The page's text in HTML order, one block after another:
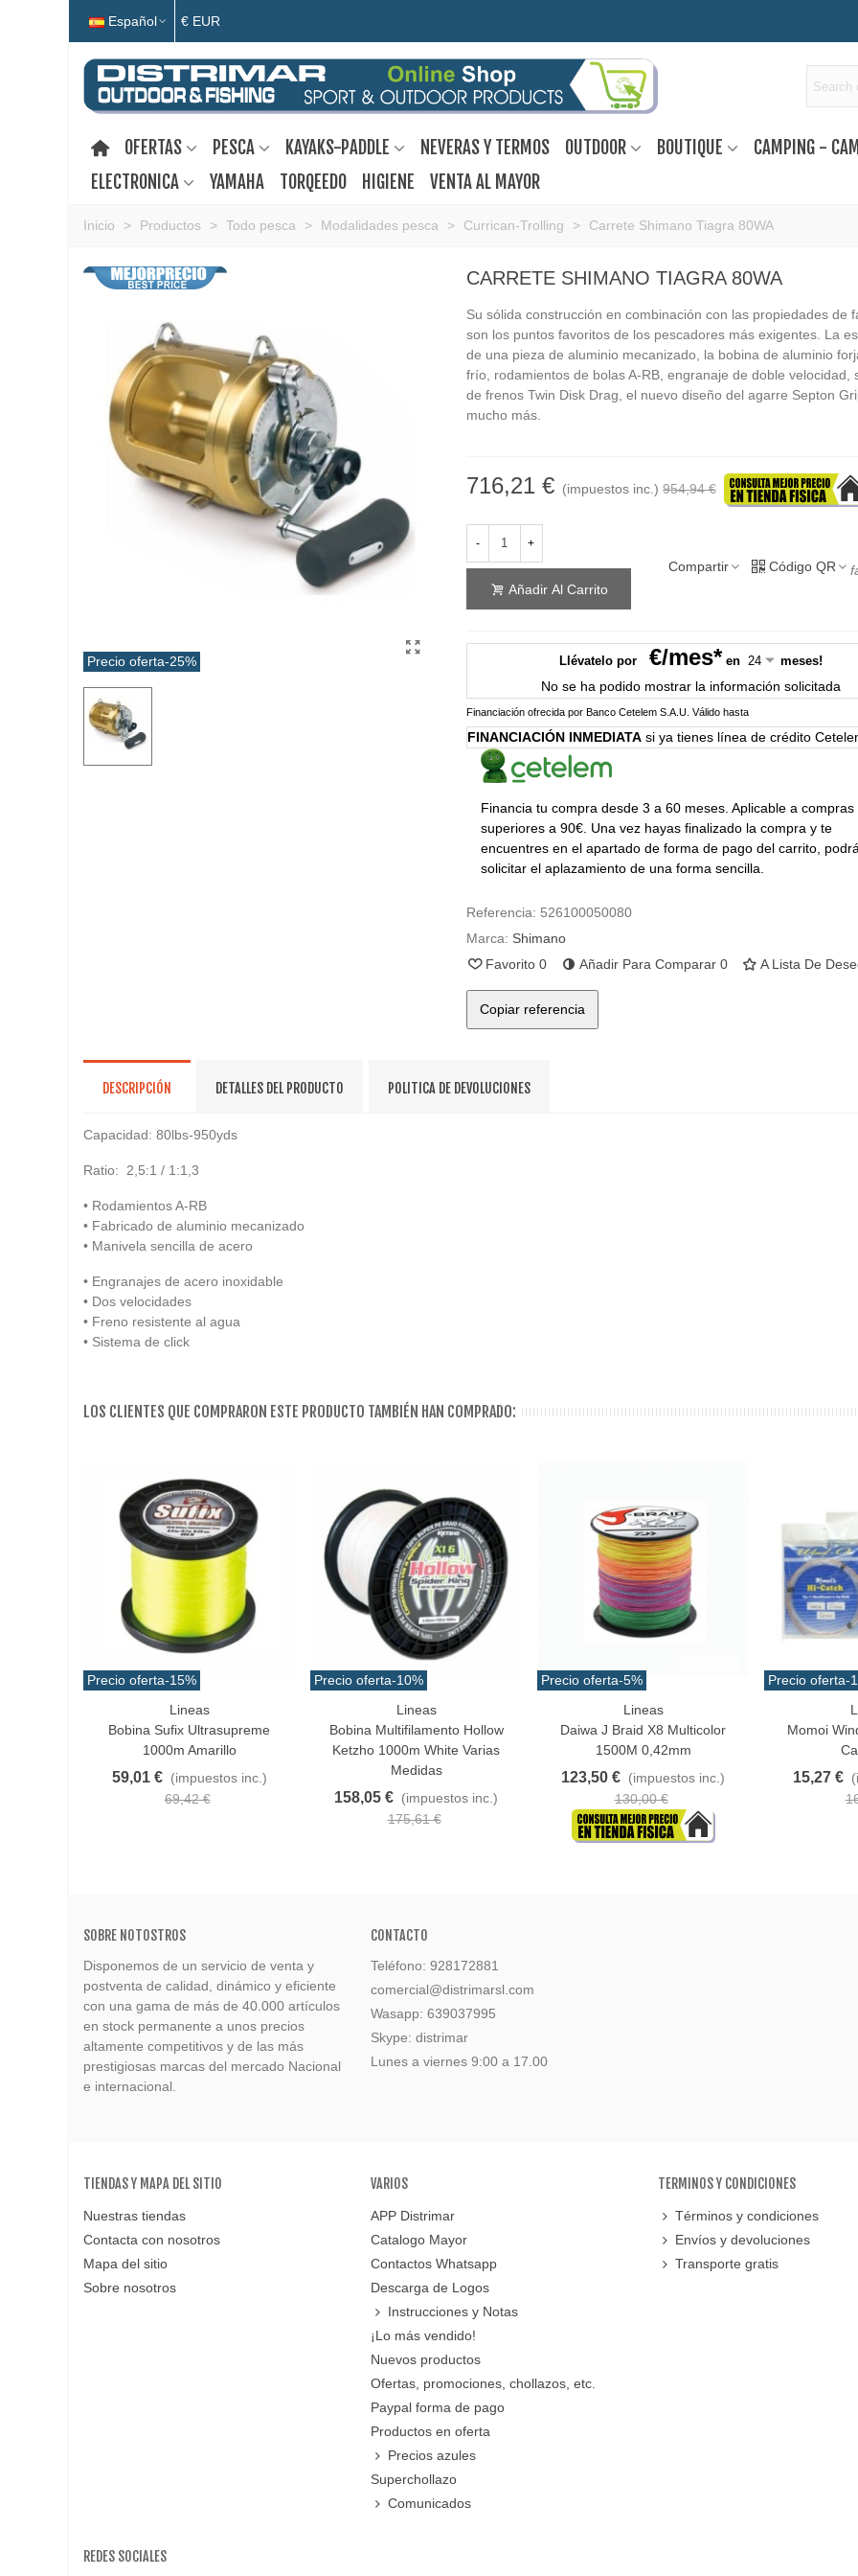
Español € EUR
OFERTAS PESCA KAYAKS-PADDLE NEVERAS Y TERMOS OUTDOOR BOUTIQUE
CAMPING -
ELECTRONICA
YAMAHA TORQEEDO HIGIENE VENTA AL MAYOR
Inicio > Productos > Todo pesca > Modalidades pesca > Currican-Trolling > Carrete Shimano Tiagra 80WA
Precio oferta-25%
CARRETE SHIMANO TIAGRA 80WA
Su sólida construcción en combinación con las propiedades de
son los puntos favoritos de los pescadores más exigentes. La
de una pieza de aluminio mecanizado, la bobina de aluminio
frío, rodamientos de bolas A-RB, engranaje de doble velocidad,
de frenos Twin Disk Drag, el nuevo diseño del agarre Septon
mucho más.
716,21 € (impuestos inc.) 954,94 €
- +
Añadir Al Carrito
Compartir Código QR
Llévatelo por €/mes* en meses!
No se ha podido mostrar la información solicitada
Financiación ofrecida por Banco Cetelem S.A.U. Válido hasta
FINANCIACIÓN INMEDIATAsi ya tienes línea de crédito
Financia tu compra desde 3 a 60 meses. Aplicable a compras
superiores a 90€. Una vez hayas finalizado la compra y te
encuentres en el apartado de forma de pago del carrito,
solicitar el aplazamiento de una forma sencilla.
Referencia: 526100050080
Marca: Shimano
Favorito 0 Añadir Para Comparar 0 A Lista De
Copiar referencia
DESCRIPCIÓN DETALLES DEL PRODUCTO POLITICA DE DEVOLUCIONES
Capacidad: 80lbs-950yds
Ratio: 2,5:1 / 1:1,3
• Rodamientos A-RB
• Fabricado de aluminio mecanizado
• Manivela sencilla de acero
• Engranajes de acero inoxidable
• Dos velocidades
• Freno resistente al agua
• Sistema de click
LOS CLIENTES QUE COMPRARON ESTE PRODUCTO TAMBIÉN HAN COMPRADO:
Precio oferta-15%
FavoritoLineas
Bobina Sufix Ultrasupreme
1000m Amarillo
59,01 € (impuestos inc.)
69,42 €
Precio oferta-10%
FavoritoLineas
Bobina Multifilamento Hollow
Ketzho 1000m White Varias
Medidas
158,05 € (impuestos inc.)
175,61 €
Precio oferta-5%
Añadir Al CarritoLineas
Daiwa J Braid X8 Multicolor
1500M 0,42mm
123,50 € (impuestos inc.)
130,00 €
Precio oferta-
Favorito
Momoi
15,27 €
SOBRE NOTOSTROS
Disponemos de un servicio de venta y
postventa de calidad, dinámico y eficiente
con una gama de más de 40.000 artículos
en stock permanente a unos precios
altamente competitivos y de las más
prestigiosas marcas del mercado Nacional
e internacional.
CONTACTO
Teléfono: 928172881
comercial@distrimarsl.com
Wasapp: 639037995
Skype: distrimar
Lunes a viernes 9:00 a 17.00
TIENDAS Y MAPA DEL SITIO
Nuestras tiendas
Contacta con nosotros
Mapa del sitio
Sobre nosotros
VARIOS
APP Distrimar
Catalogo Mayor
Contactos Whatsapp
Descarga de Logos
Instrucciones y Notas
¡Lo más vendido!
Nuevos productos
Ofertas, promociones, chollazos, etc.
Paypal forma de pago
Productos en oferta
Precios azules
Superchollazo
Comunicados
TERMINOS Y CONDICIONES
Términos y condiciones
Envíos y devoluciones
Transporte gratis
REDES SOCIALES